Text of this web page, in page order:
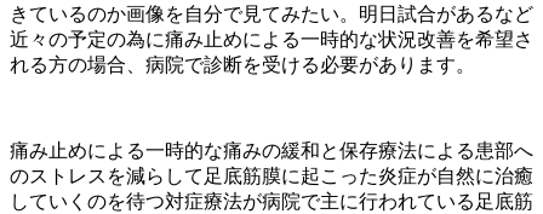
きているのか画像を自分で見てみたい。明日試合があるなど
近々の予定の為に痛み止めによる一時的な状況改善を希望さ
れる方の場合、病院で診断を受ける必要があります。
痛み止めによる一時的な痛みの緩和と保存療法による患部へ
のストレスを減らして足底筋膜に起こった炎症が自然に治癒
していくのを待つ対症療法が病院で主に行われている足底筋